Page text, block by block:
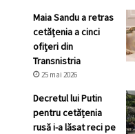
Maia Sandu a retras
cetățenia a cinci
ofițeri din
Transnistria
25 mai 2026
Decretul lui Putin
pentru cetățenia
rusă i-a lăsat reci pe